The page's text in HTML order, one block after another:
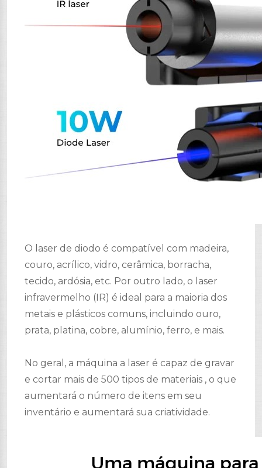
O laser de diodo é compatível com madeira,
couro, acrílico, vidro, cerâmica, borracha,
tecido, ardósia, etc. Por outro lado, o laser
infravermelho (IR) é ideal para a maioria dos
metais e plásticos comuns, incluindo ouro,
prata, platina, cobre, alumínio, ferro, e mais.
No geral, a máquina a laser é capaz de gravar
e cortar mais de 500 tipos de materiais , o que
aumentará o número de itens em seu
inventário e aumentará sua criatividade.